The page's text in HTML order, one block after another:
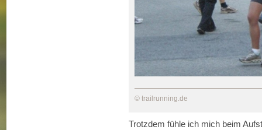
© trailrunning.de
Trotzdem fühle ich mich beim